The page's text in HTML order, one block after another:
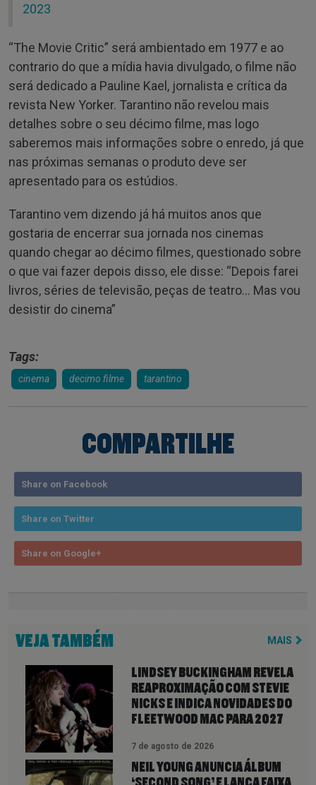
2023
“The Movie Critic” será ambientado em 1977 e ao
contrario do que a mídia havia divulgado, o filme não
será dedicado a Pauline Kael, jornalista e crítica da
revista New Yorker. Tarantino não revelou mais
detalhes sobre o seu décimo filme, mas logo
saberemos mais informações sobre o enredo, já que
nas próximas semanas o produto deve ser
apresentado para os estúdios.
Tarantino vem dizendo já há muitos anos que
gostaria de encerrar sua jornada nos cinemas
quando chegar ao décimo filmes, questionado sobre
o que vai fazer depois disso, ele disse: “Depois farei
livros, séries de televisão, peças de teatro… Mas vou
desistir do cinema”
Tags:
cinema decimo filme tarantino
COMPARTILHE
Share on Facebook
Share on Twitter
Share on Google+
VEJA TAMBÉM MAIS
LINDSEY BUCKINGHAM REVELA
REAPROXIMAÇÃO COM STEVIE
NICKS E INDICA NOVIDADES DO
FLEETWOOD MAC PARA 2027
7 de agosto de 2026
NEIL YOUNG ANUNCIA ÁLBUM